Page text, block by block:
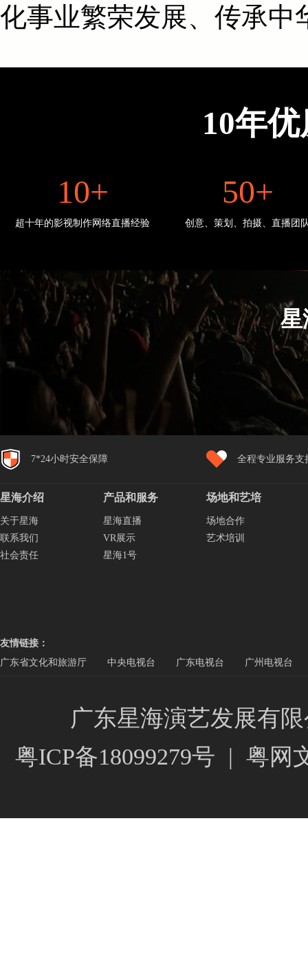
化事业繁荣发展、传承中
10年
10+
超十年的影视制作网络直播经验
50+
创意、策划、拍摄、直播团
星
7*24小时安全保障 全程专业服务支
星海介绍
关于星海
联系我们
社会责任
产品和服务
星海直播
VR展示
星海1号
场地和艺培
场地合作
艺术培训
友情链接：
广东省文化和旅游厅
中央电视台 广东电视台 广州电视台
广东星海演艺发展有限
粤ICP备18099279号 | 粤网